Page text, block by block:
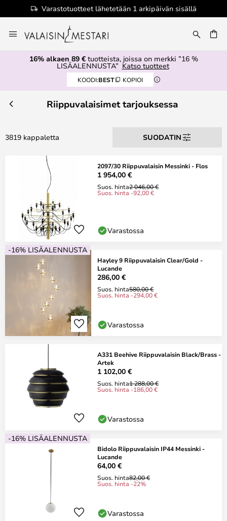
arkipäivän sisällä Valtuutettu
to
Content
16% alkaen 89 €tuotteista, joissa on merkki ”16 %
LISÄALENNUSTA” Katso tuotteet
KOODI:BEST KOPIOI
Riippuvalaisimet tarjouksessa
3819 kappaletta SUODATIN
2097/30 Riippuvalaisin Messinki - Flos
1 954,00 €
Suos. hinta2 046,00 €
Suos. hinta -92,00 €
Varastossa
-16% LISÄALENNUSTA
Hayley 9 Riippuvalaisin Clear/Gold -
Lucande
286,00 €
Suos. hinta580,00 €
Suos. hinta -294,00 €
Varastossa
A331 Beehive Riippuvalaisin Black/Brass -
Artek
1 102,00 €
Suos. hinta1 288,00 €
Suos. hinta -186,00 €
Varastossa
-16% LISÄALENNUSTA
Bidolo Riippuvalaisin IP44 Messinki -
Lucande
64,00 €
Suos. hinta82,00 €
Suos. hinta -22%
Varastossa